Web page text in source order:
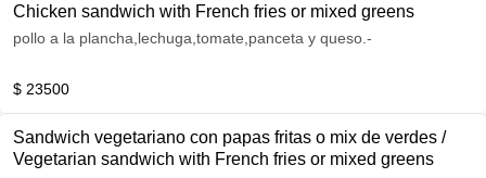
Chicken sandwich with French fries or mixed greens
pollo a la plancha,lechuga,tomate,panceta y queso.-
$ 23500
Sandwich vegetariano con papas fritas o mix de verdes /
Vegetarian sandwich with French fries or mixed greens